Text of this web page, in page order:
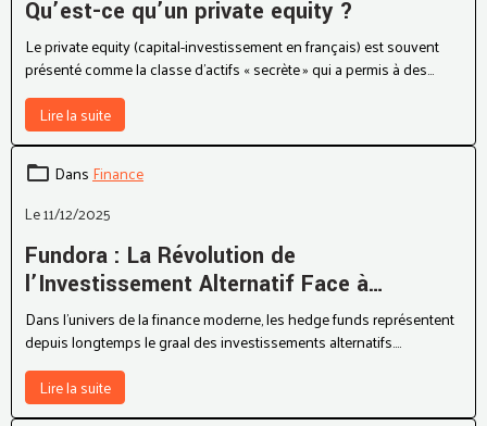
Qu’est-ce qu’un private equity ?
Le private equity (capital-investissement en français) est souvent
présenté comme la classe d’actifs « secrète » qui a permis à des
start-ups de grandir, à des entreprises matures de se restructurer, ou
à des investisseurs d’obtenir des rendements supérieurs sur le long
terme.
Lire la suite
Fundora : La Révolution de
l’Investissement Alternatif Face à
l’Inaccessibilité des Hedge Funds
Dans l’univers de la finance moderne, les hedge funds représentent
depuis longtemps le graal des investissements alternatifs.
Performances spectaculaires, stratégies avancées, diversification
exceptionnelle…
Lire la suite